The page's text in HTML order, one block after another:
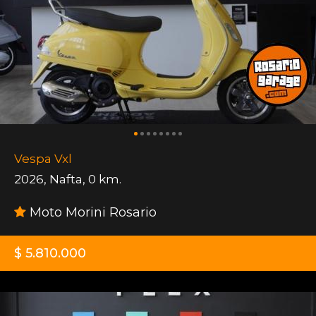
Vespa Vxl
2026, Nafta, 0 km.
Moto Morini Rosario
$ 5.810.000